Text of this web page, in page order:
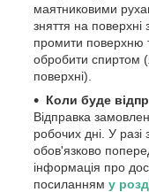
маятниковими
зняття на
промити
обробити спиртом
поверхні).
Коли буде
Відправка
робочих дні. У разі
обов'язково
інформація про
посиланням у